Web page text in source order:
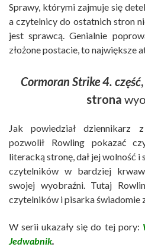
Sprawy, którymi zajmuje się
a czytelnicy do ostatnich stron
jest sprawcą. Genialnie
złożone postacie, to największe
Cormoran Strike 4. część
strona
Jak powiedział dziennikarz
pozwolił Rowling pokazać
literacką stronę, dał jej wolność i
czytelników w bardziej
swojej wyobraźni. Tutaj
czytelników i pisarka świadomie
W serii ukazały się do tej pory:
Jedwabnik.